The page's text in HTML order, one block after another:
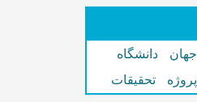
جهان
دانشگاه
پروژه تحقیقات